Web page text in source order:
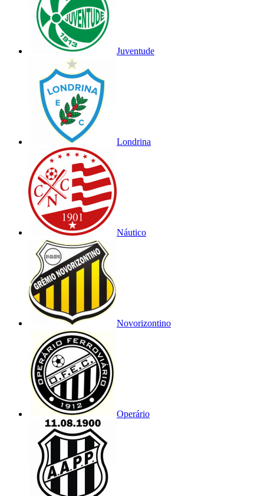
Juventude
Londrina
Náutico
Novorizontino
Operário